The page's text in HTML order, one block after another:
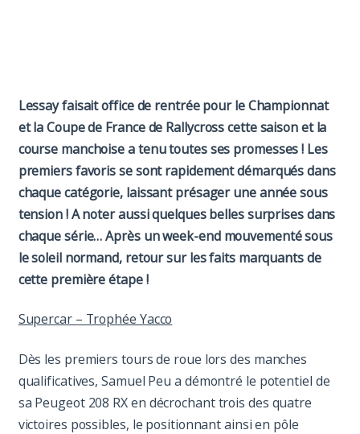
Lessay faisait office de rentrée pour le Championnat
et la Coupe de France de Rallycross cette saison et la
course manchoise a tenu toutes ses promesses ! Les
premiers favoris se sont rapidement démarqués dans
chaque catégorie, laissant présager une année sous
tension ! A noter aussi quelques belles surprises dans
chaque série… Après un week-end mouvementé sous
le soleil normand, retour sur les faits marquants de
cette première étape !
Supercar – Trophée Yacco
Dès les premiers tours de roue lors des manches
qualificatives, Samuel Peu a démontré le potentiel de
sa Peugeot 208 RX en décrochant trois des quatre
victoires possibles, le positionnant ainsi en pôle